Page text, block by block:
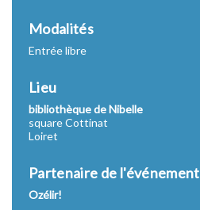
Modalités
Entrée libre
Lieu
bibliothèque de Nibelle
square Cottinat
Loiret
Partenaire de l'événement
Ozélir!